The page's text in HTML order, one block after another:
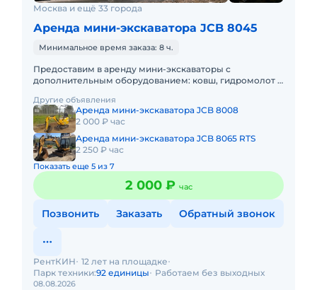
Москва и ещё 33 города
Аренда мини-экскаватора JCB 8045
Минимальное время заказа: 8 ч.
Предоставим в аренду мини-экскаваторы с
дополнительным оборудованием: ковш, гидромолот и
доставка эвакуаторо
Другие объявления
Аренда мини-экскаватора JCB 8008
2 000 ₽ час
Аренда мини-экскаватора JCB 8065 RTS
2 250 ₽ час
Показать еще 5 из 7
2 000 ₽ час
Позвонить Заказать Обратный звонок
08.08.2026
РентКИН 12 лет на площадке
Парк техники:92 единицы Работаем без выходных